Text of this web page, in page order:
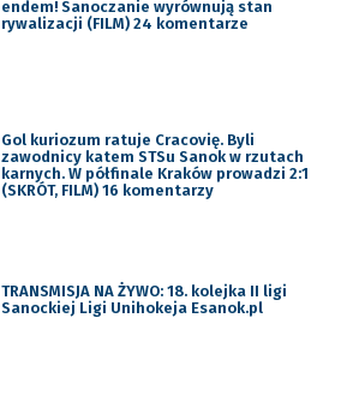
endem! Sanoczanie wyrównują stan
rywalizacji (FILM) 24 komentarze
Gol kuriozum ratuje Cracovię. Byli
zawodnicy katem STSu Sanok w rzutach
karnych. W półfinale Kraków prowadzi 2:1
(SKRÓT, FILM) 16 komentarzy
TRANSMISJA NA ŻYWO: 18. kolejka II ligi
Sanockiej Ligi Unihokeja Esanok.pl